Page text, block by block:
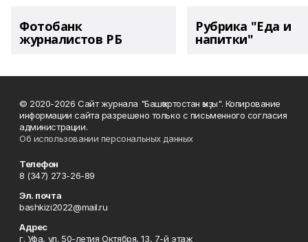
Фотобанк
журналистов РБ
Рубрика "Еда и
напитки"
© 2020-2026 Сайт журнала "Башҡортостан ҡыҙы". Копирование
информации сайта разрешено только с письменного согласия
администрации.
Об использовании персональных данных
Телефон
8 (347) 273-26-89
Эл. почта
bashkizi2022@mail.ru
Адрес
г. Уфа, ул. 50-летия Октября, 13, 7-й этаж